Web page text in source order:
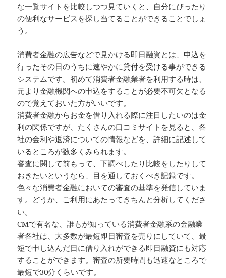
な一覧サイトを比較しつつ見ていくと、自分にぴったり
の便利なサービスを探し当てることができることでしょ
う。
消費者金融の広告などで見かける即日融資とは、申込を
行ったその日のうちに速やかに貸付を受ける事ができる
システムです。初めて消費者金融業者を利用する時は、
元より金融機関への申込をすることが必要不可欠となる
ので覚えておいた方がいいです。
消費者金融からお金を借り入れる際に注目したいのは金
利の関係ですが、たくさんの口コミサイトを見ると、各
社の金利や返済についての情報などを、詳細に記述して
いるところが数多くみられます。
審査に関して前もって、下調べしたり比較をしたりして
おきたいというなら、目を通しておくべき記録です。
色々な消費者金融においての審査の基準を発信していま
す。どうか、ご利用にあたってきちんと分析してくださ
い。
CMで有名な、誰もが知っている消費者金融系の金融業
者各社は、大多数が最短即日審査を売りにしていて、最
短で申し込んだ日に借り入れができる即日融資にも対応
することができます。審査の所要時間も迅速なところで
最短で30分くらいです。